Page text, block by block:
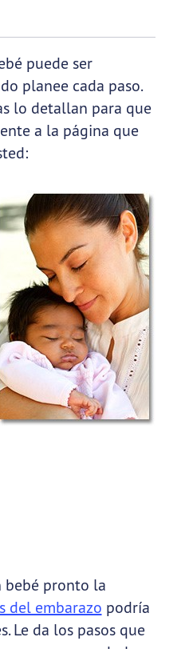
puede ser
planee cada paso.
lo detallan para que
a la página que
bebé pronto la
del embarazo podría
Le da los pasos que